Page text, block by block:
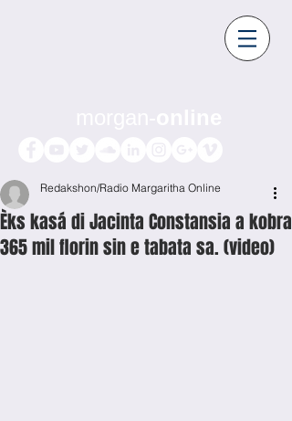
Èks kasá di Jacinta Constansia a kobra
365 mil florin sin e tabata sa. (video)
Redakshon/Radio Margaritha Online